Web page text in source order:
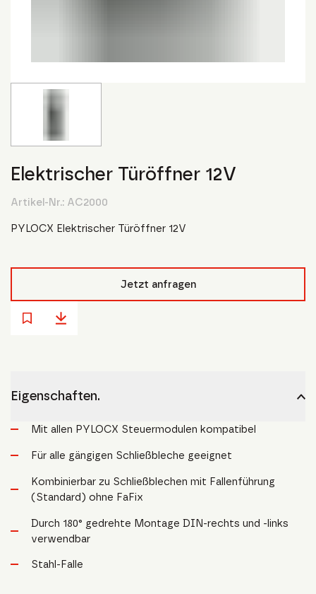
Elektrischer Türöffner 12V
Artikel-Nr.: AC2000
PYLOCX Elektrischer Türöffner 12V
Jetzt anfragen
Eigenschaften.
Mit allen PYLOCX Steuermodulen kompatibel
Für alle gängigen Schließbleche geeignet
Kombinierbar zu Schließblechen mit Fallenführung
(Standard) ohne FaFix
Durch 180° gedrehte Montage DIN-rechts und -links
verwendbar
Stahl-Falle